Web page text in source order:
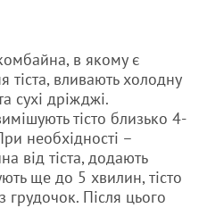
в якому є
тіста, вливають холодну
сухі дріжджі.
тісто близько 4-
необхідності –
від тіста, додають
ще до 5 хвилин, тісто
грудочок. Після цього